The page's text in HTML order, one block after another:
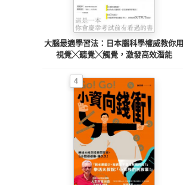
大腦最適學習法：日本腦科學權威教你用
視覺╳聽覺╳觸覺，激發高效潛能
4